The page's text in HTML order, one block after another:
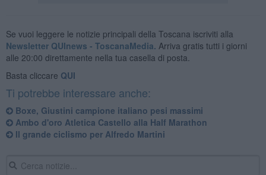
Se vuoi leggere le notizie principali della Toscana iscriviti alla
Newsletter QUInews - ToscanaMedia. Arriva gratis tutti i giorni
alle 20:00 direttamente nella tua casella di posta.
Basta cliccare QUI
Ti potrebbe interessare anche:
Boxe, Giustini campione italiano pesi massimi
Ambo d'oro Atletica Castello alla Half Marathon
Il grande ciclismo per Alfredo Martini